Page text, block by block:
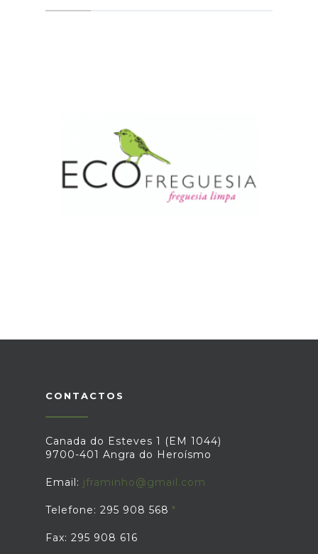
CONTACTOS
Canada do Esteves 1 (EM 1044)
9700-401 Angra do Heroísmo
Email: jframinho@gmail.com
Telefone: 295 908 568
Fax: 295 908 616